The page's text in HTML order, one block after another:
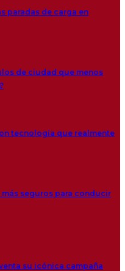
paradas de carga en
de ciudad que menos
tecnología que realmente
más seguros para conducir
su icónica campaña